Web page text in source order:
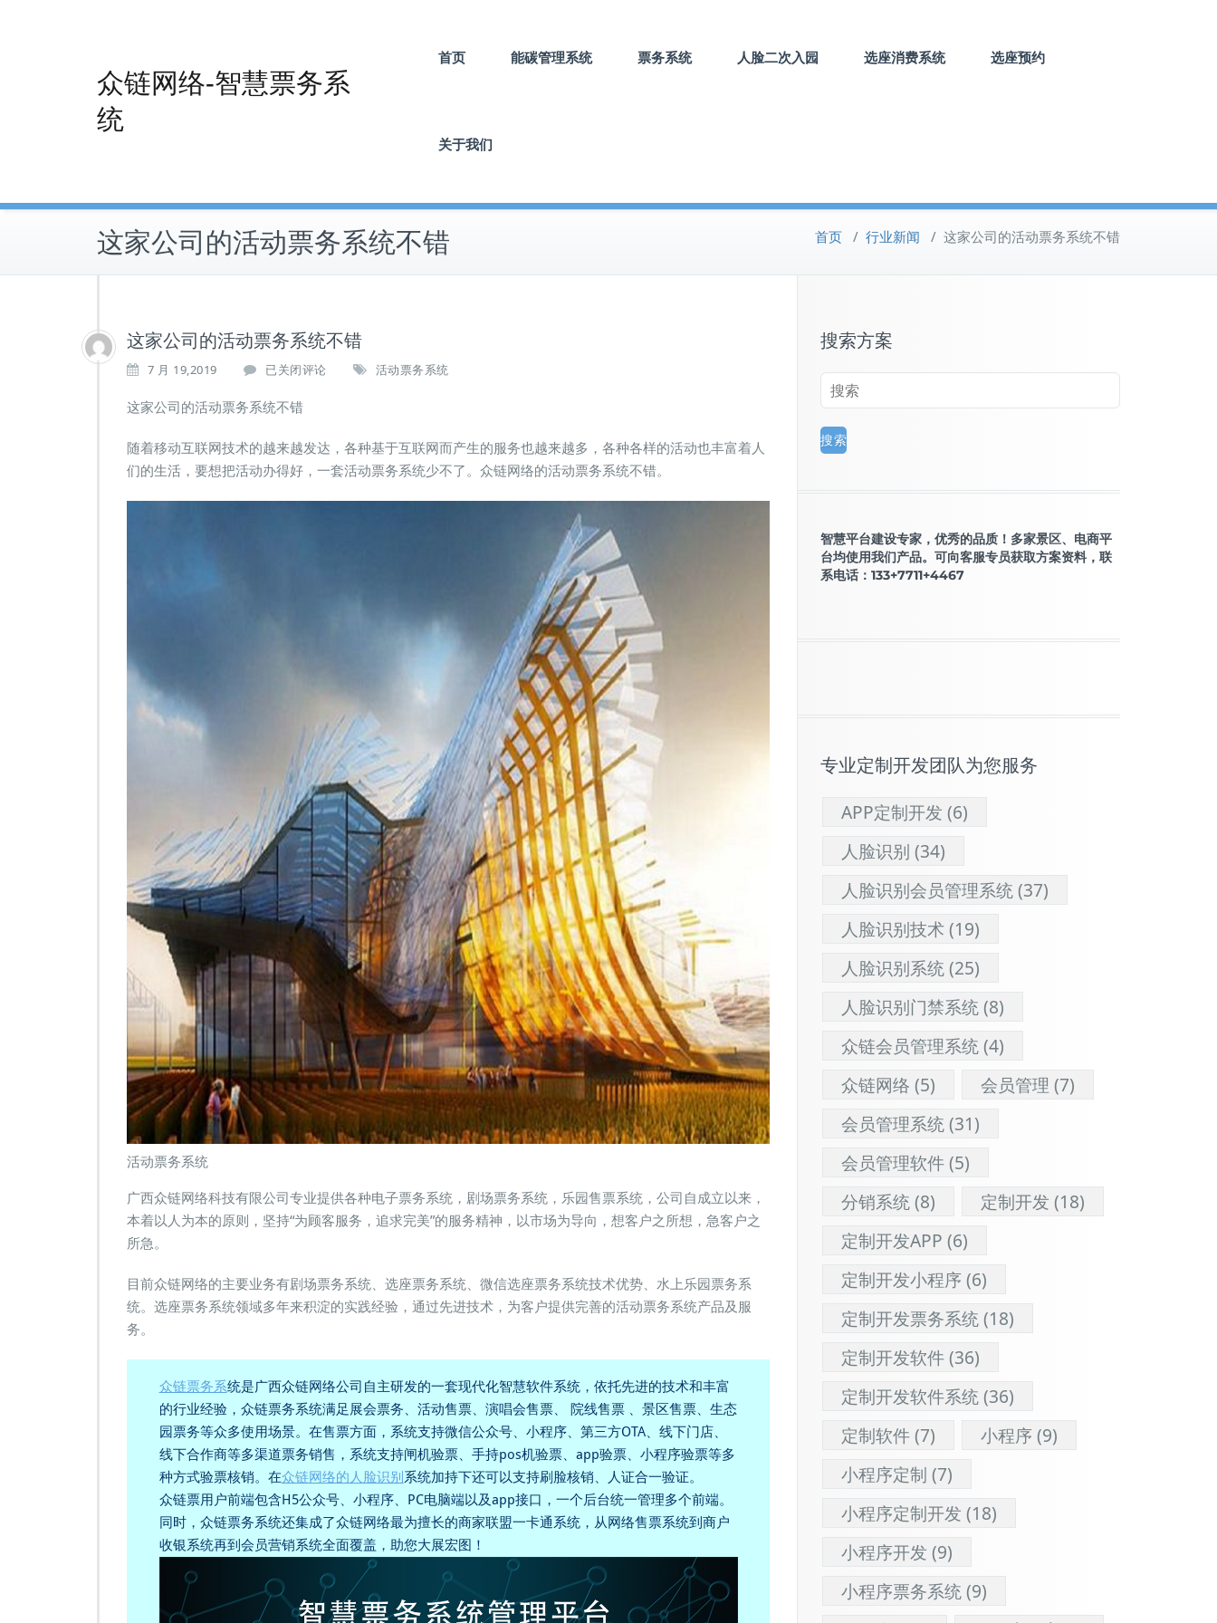
众链网络-智慧票务系
统
首页 能碳管理系统 票务系统 人脸二次入园 选座消费系统 选座预约
关于我们
这家公司的活动票务系统不错 首页 / 行业新闻 / 这家公司的活动票务系统不错
这家公司的活动票务系统不错
7 月 19,2019
这
公
的
活
动
已关闭评论 活动票务系统
这家公司的活动票务系统不错
随着移动互联网技术的越来越发达，各种基于互联网而产生的服务也越来越多，各种各样的活动也丰富着人
们的生活，要想把活动办得好，一套活动票务系统少不了。众链网络的活动票务系统不错。
活动票务系统
广西众链网络科技有限公司专业提供各种电子票务系统，剧场票务系统，乐园售票系统，公司自成立以来，
本着以人为本的原则，坚持“为顾客服务，追求完美”的服务精神，以市场为导向，想客户之所想，急客户之
所急。
目前众链网络的主要业务有剧场票务系统、选座票务系统、微信选座票务系统技术优势、水上乐园票务系
统。选座票务系统领域多年来积淀的实践经验，通过先进技术，为客户提供完善的活动票务系统产品及服
务。
众链票务系统是广西众链网络公司自主研发的一套现代化智慧软件系统，依托先进的技术和丰富
的行业经验，众链票务系统满足展会票务、活动售票、演唱会售票、 院线售票 、景区售票、生态
园票务等众多使用场景。在售票方面，系统支持微信公众号、小程序、第三方OTA、线下门店、
线下合作商等多渠道票务销售，系统支持闸机验票、手持pos机验票、app验票、小程序验票等多
种方式验票核销。在众链网络的人脸识别 系统加持下还可以支持刷脸核销、人证合一验证。
众链票用户前端包含H5公众号、小程序、PC电脑端以及app接口，一个后台统一管理多个前端。
同时，众链票务系统还集成了众链网络最为擅长的商家联盟一卡通系统，从网络售票系统到商户
收银系统再到会员营销系统全面覆盖，助您大展宏图！
搜索方案
智慧平台建设专家，优秀的品质！多家景区、电商平
台均使用我们产品。可向客服专员获取方案资料，联
系电话：133+7711+4467
专业定制开发团队为您服务
APP定制开发 (6)
人脸识别 (34)
人脸识别会员管理系统(37)
人脸识别技术(19)
人脸识别系统(25)
人脸识别门禁系统(8)
众链会员管理系统(4)
众链网络 (5) 会员管理 (7)
会员管理系统(31)
会员管理软件(5)
分销系统(8) 定制开发 (18)
定制开发APP (6)
定制开发小程序(6)
定制开发票务系统(18)
定制开发软件(36)
定制开发软件系统(36)
定制软件(7) 小程序(9)
小程序定制 (7)
小程序定制开发 (18)
小程序开发 (9)
小程序票务系统(9)